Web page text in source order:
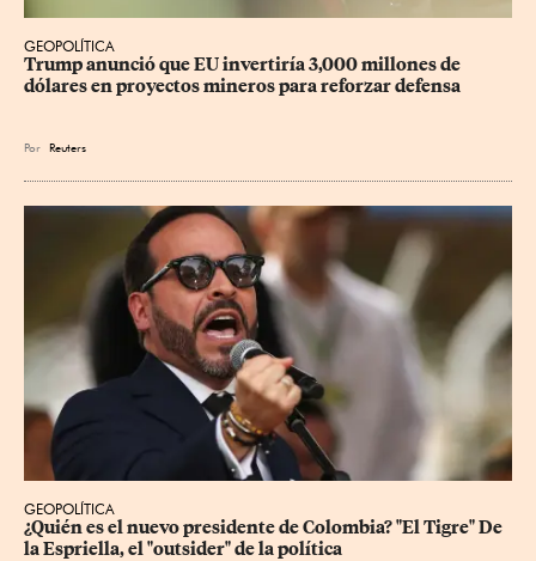
GEOPOLÍTICA
Trump anunció que EU invertiría 3,000 millones de
dólares en proyectos mineros para reforzar defensa
Por Reuters
GEOPOLÍTICA
¿Quién es el nuevo presidente de Colombia? "El Tigre" De
la Espriella, el "outsider" de la política